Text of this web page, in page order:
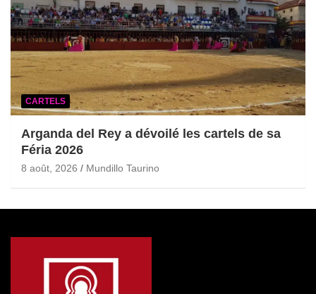
CARTELS
Arganda del Rey a dévoilé les cartels de sa
Féria 2026
8 août, 2026 Mundillo Taurino